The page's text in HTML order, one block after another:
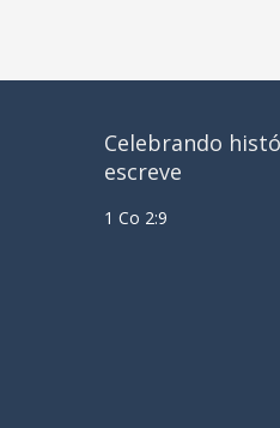
Celebrando
escreve
1 Co 2:9